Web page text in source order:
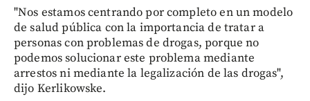
"Nos estamos centrando por completo en un modelo
de salud pública con la importancia de tratar a
personas con problemas de drogas, porque no
podemos solucionar este problema mediante
arrestos ni mediante la legalización de las drogas",
dijo Kerlikowske.